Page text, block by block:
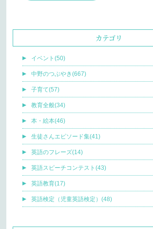
カテゴリ
イベント(50)
中野のつぶやき(667)
子育て(57)
教育全般(34)
本・絵本(46)
生徒さんエピソード集(41)
英語のフレーズ(14)
英語スピーチコンテスト(43)
英語教育(17)
英語検定（児童英語検定）(48)